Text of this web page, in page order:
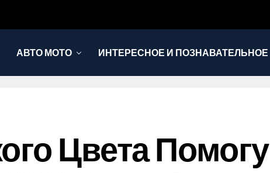
АВТО МОТО ИНТЕРЕСНОЕ И ПОЗНАВАТЕЛЬНОЕ
Цвета